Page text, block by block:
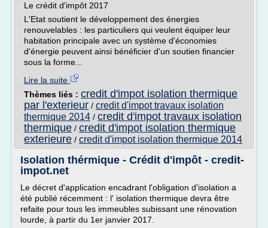
Le crédit d'impôt 2017
L'Etat soutient le développement des énergies
renouvelables : les particuliers qui veulent équiper leur
habitation principale avec un système d'économies
d'énergie peuvent ainsi bénéficier d'un soutien financier
sous la forme...
Lire la suite
Thèmes liés : credit d'impot isolation thermique
par l'exterieur / credit d'impot travaux isolation
thermique 2014 / credit d'impot travaux isolation
thermique / credit d'impot isolation thermique
exterieure / credit d'impot isolation thermique 2014
Isolation thérmique - Crédit d'impôt - credit-
impot.net
Le décret d'application encadrant l'obligation d'isolation a
été publié récemment : l' isolation thermique devra être
refaite pour tous les immeubles subissant une rénovation
lourde, à partir du 1er janvier 2017.